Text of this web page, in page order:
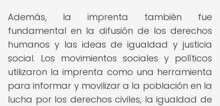
Además, la imprenta también fue
fundamental en la difusión de los derechos
humanos y las ideas de igualdad y justicia
social. Los movimientos sociales y políticos
utilizaron la imprenta como una herramienta
para informar y movilizar a la población en la
lucha por los derechos civiles, la igualdad de